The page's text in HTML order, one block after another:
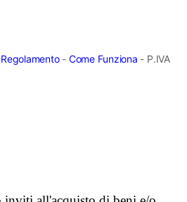
Regolamento- Come Funziona - P.IVA